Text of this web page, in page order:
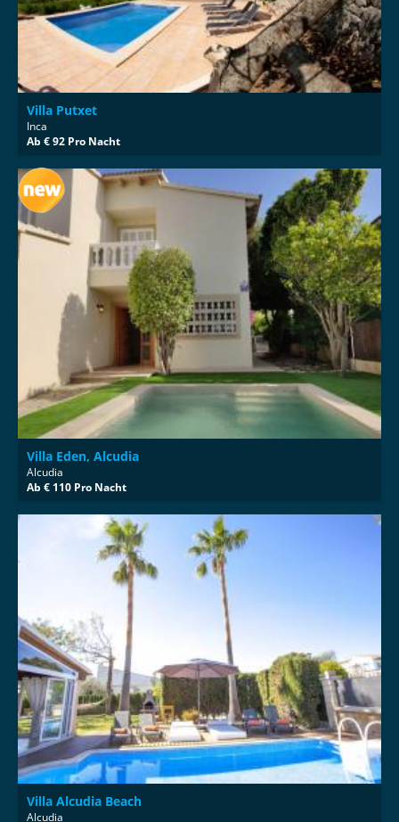
Villa Putxet
Inca
Ab € 92 Pro Nacht
Villa Eden, Alcudia
Alcudia
Ab € 110 Pro Nacht
Villa Alcudia Beach
Alcudia